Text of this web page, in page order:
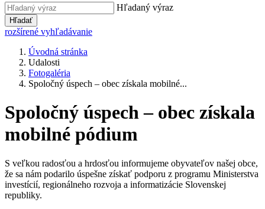
Hľadaný výraz
Hľadať
rozšírené vyhľadávanie
Úvodná stránka
Udalosti
Fotogaléria
Spoločný úspech – obec získala mobilné...
Spoločný úspech – obec získala
mobilné pódium
S veľkou radosťou a hrdosťou informujeme obyvateľov našej obce,
že sa nám podarilo úspešne získať podporu z programu Ministerstva
investícií, regionálneho rozvoja a informatizácie Slovenskej
republiky.